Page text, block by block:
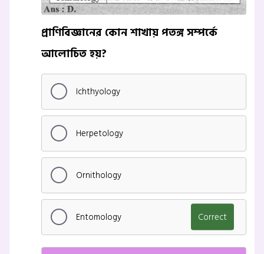
প্রাণিবিজ্ঞানের কোন শাখায় পতঙ্গ সম্পর্কে
আলোচিত হয়?
Ichthyology
Herpetology
Ornithology
Entomology Correct